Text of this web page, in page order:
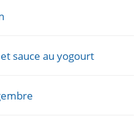
sauce au yogourt